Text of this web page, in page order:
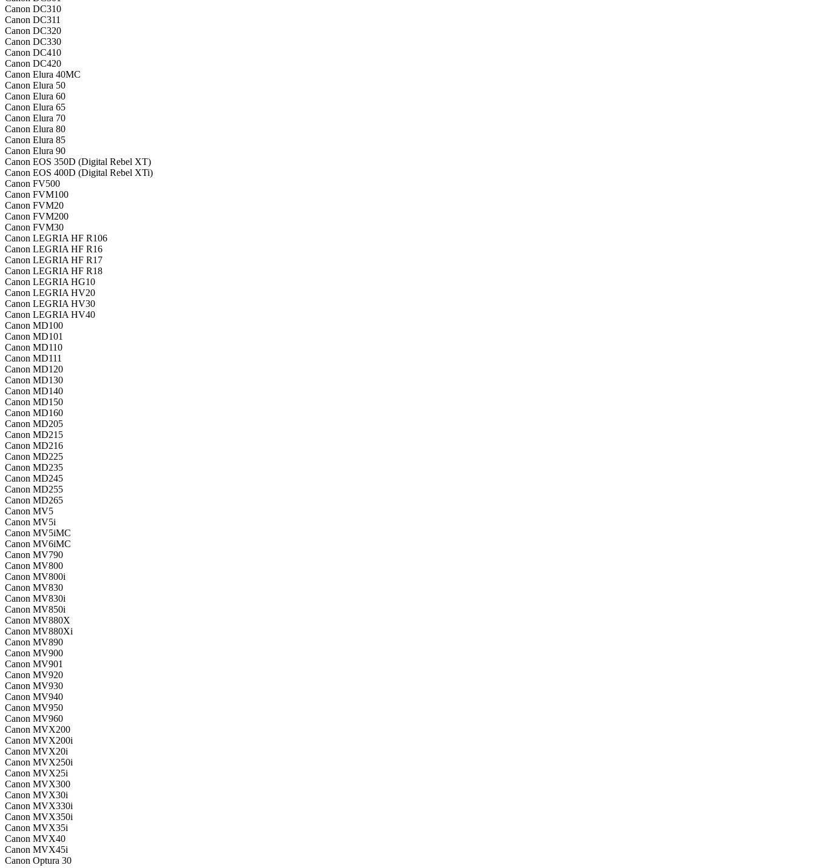
Canon DC310
Canon DC311
Canon DC320
Canon DC330
Canon DC410
Canon DC420
Canon Elura 40MC
Canon Elura 50
Canon Elura 60
Canon Elura 65
Canon Elura 70
Canon Elura 80
Canon Elura 85
Canon Elura 90
Canon EOS 350D (Digital Rebel XT)
Canon EOS 400D (Digital Rebel XTi)
Canon FV500
Canon FVM100
Canon FVM20
Canon FVM200
Canon FVM30
Canon LEGRIA HF R106
Canon LEGRIA HF R16
Canon LEGRIA HF R17
Canon LEGRIA HF R18
Canon LEGRIA HG10
Canon LEGRIA HV20
Canon LEGRIA HV30
Canon LEGRIA HV40
Canon MD100
Canon MD101
Canon MD110
Canon MD111
Canon MD120
Canon MD130
Canon MD140
Canon MD150
Canon MD160
Canon MD205
Canon MD215
Canon MD216
Canon MD225
Canon MD235
Canon MD245
Canon MD255
Canon MD265
Canon MV5
Canon MV5i
Canon MV5iMC
Canon MV6iMC
Canon MV790
Canon MV800
Canon MV800i
Canon MV830
Canon MV830i
Canon MV850i
Canon MV880X
Canon MV880Xi
Canon MV890
Canon MV900
Canon MV901
Canon MV920
Canon MV930
Canon MV940
Canon MV950
Canon MV960
Canon MVX200
Canon MVX200i
Canon MVX20i
Canon MVX250i
Canon MVX25i
Canon MVX300
Canon MVX30i
Canon MVX330i
Canon MVX350i
Canon MVX35i
Canon MVX40
Canon MVX45i
Canon Optura 30